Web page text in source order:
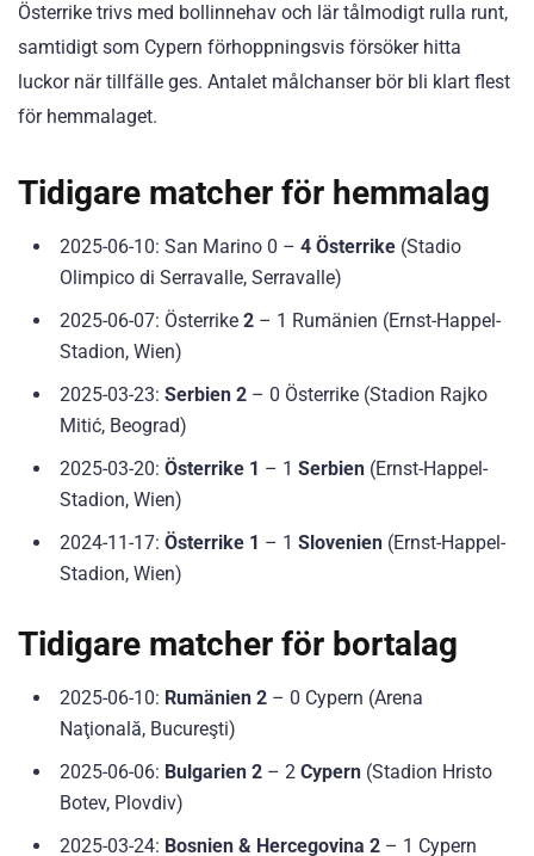
Österrike trivs med bollinnehav och lär tålmodigt rulla runt,
samtidigt som Cypern förhoppningsvis försöker hitta
luckor när tillfälle ges. Antalet målchanser bör bli klart flest
för hemmalaget.
Tidigare matcher för hemmalag
2025-06-10: San Marino 0 – 4 Österrike (Stadio
Olimpico di Serravalle, Serravalle)
2025-06-07: Österrike 2 – 1 Rumänien (Ernst-Happel-
Stadion, Wien)
2025-03-23: Serbien 2 – 0 Österrike (Stadion Rajko
Mitić, Beograd)
2025-03-20: Österrike 1 – 1 Serbien (Ernst-Happel-
Stadion, Wien)
2024-11-17: Österrike 1 – 1 Slovenien (Ernst-Happel-
Stadion, Wien)
Tidigare matcher för bortalag
2025-06-10: Rumänien 2 – 0 Cypern (Arena
Naţională, Bucureşti)
2025-06-06: Bulgarien 2 – 2 Cypern (Stadion Hristo
Botev, Plovdiv)
2025-03-24: Bosnien & Hercegovina 2 – 1 Cypern